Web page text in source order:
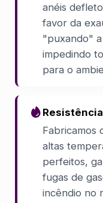
anéis
favor da
"puxando"
impedindo
para o
Fabricamos
altas
perfeitos,
fugas de
incêndio no